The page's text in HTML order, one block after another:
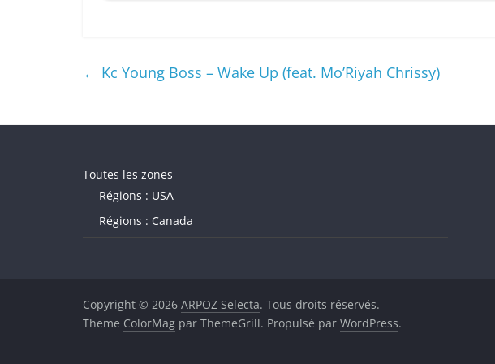
← Kc Young Boss – Wake Up (feat. Mo’Riyah Chrissy)
Toutes les zones
Régions : USA
Régions : Canada
Copyright © 2026 ARPOZ Selecta. Tous droits réservés.
Theme ColorMag par ThemeGrill. Propulsé par WordPress.